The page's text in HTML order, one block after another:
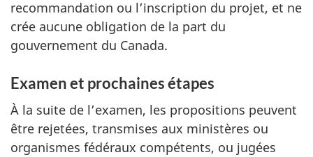
recommandation ou l’inscription du projet, et ne
crée aucune obligation de la part du
gouvernement du Canada.
Examen et prochaines étapes
À la suite de l’examen, les propositions peuvent
être rejetées, transmises aux ministères ou
organismes fédéraux compétents, ou jugées